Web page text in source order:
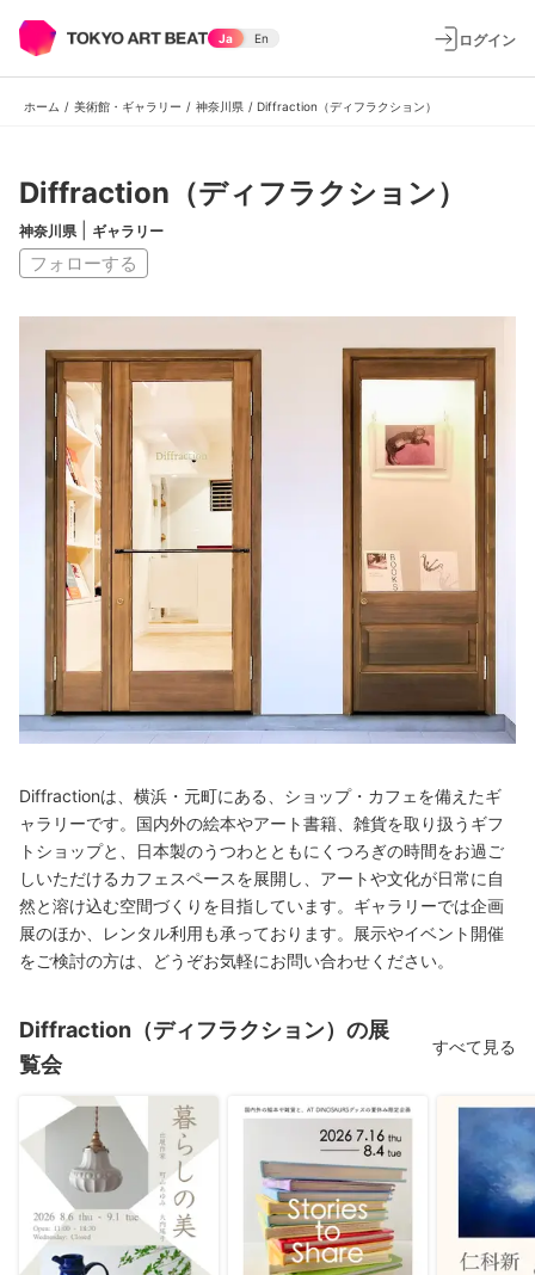
Ja En ログイン
ホーム / 美術館・ギャラリー / 神奈川県 / Diffraction（ディフラクション）
Diffraction（ディフラクション）
神奈川県 ギャラリー
フォローする
Diffractionは、横浜・元町にある、ショップ・カフェを備えたギ
ャラリーです。国内外の絵本やアート書籍、雑貨を取り扱うギフ
トショップと、日本製のうつわとともにくつろぎの時間をお過ご
しいただけるカフェスペースを展開し、アートや文化が日常に自
然と溶け込む空間づくりを目指しています。ギャラリーでは企画
展のほか、レンタル利用も承っております。展示やイベント開催
をご検討の方は、どうぞお気軽にお問い合わせください。
Diffraction（ディフラクション）の展
覧会
すべて見る